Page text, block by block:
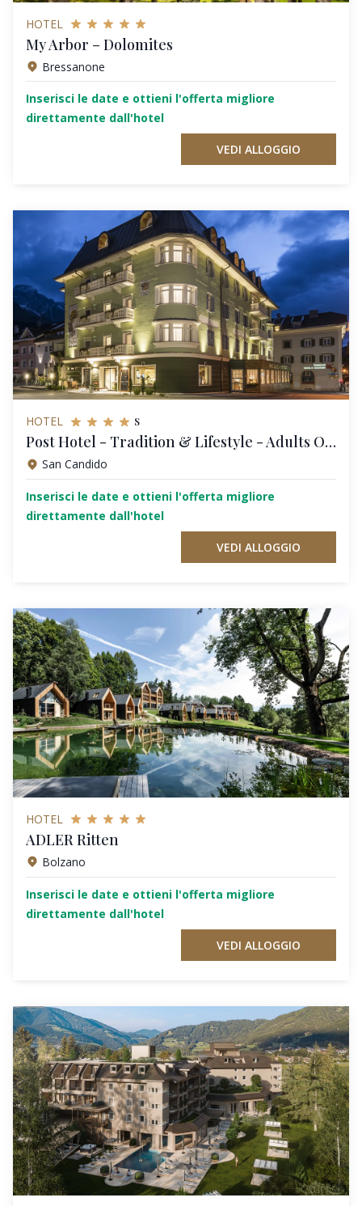
HOTEL
My Arbor – Dolomites
Bressanone
Inserisci le date e ottieni l'offerta migliore
direttamente dall'hotel
VEDI ALLOGGIO
HOTEL s
Post Hotel - Tradition & Lifestyle - Adults Only
San Candido
Inserisci le date e ottieni l'offerta migliore
direttamente dall'hotel
VEDI ALLOGGIO
HOTEL
ADLER Ritten
Bolzano
Inserisci le date e ottieni l'offerta migliore
direttamente dall'hotel
VEDI ALLOGGIO